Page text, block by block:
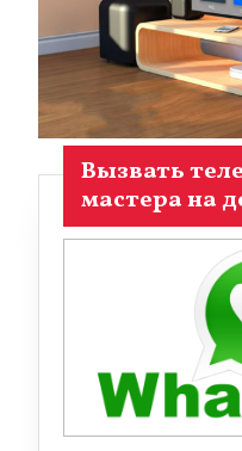
Вызвать
мастера на